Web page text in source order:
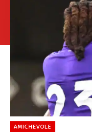
AMICHEVOLE